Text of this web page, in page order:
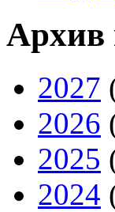
Архив
2027
2026
2025
2024